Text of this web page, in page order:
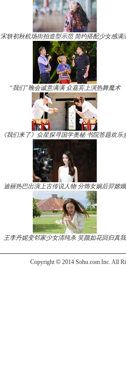
宋轶初秋机场街拍造型示范 简约搭配少女感满
“我们”晚会诚意满满 众嘉宾上演热舞魔术
《我们来了》众星探寻国学奥秘 书院答题欢乐
迪丽热巴出演上古传说人物 分饰女娲后羿嫦娥
王李丹妮变邻家少女清纯杀 笑颜如花回归真我
Copyright © 2014 Sohu.com Inc. All